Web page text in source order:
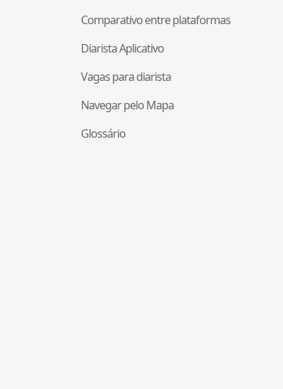
Comparativo entre plataformas
Diarista Aplicativo
Vagas para diarista
Navegar pelo Mapa
Glossário